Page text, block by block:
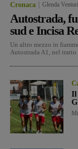
Cronaca Glenda
Autostrada,
sud e Incisa
Un altro mezzo in
Autostrada A1, nel tratto
Il